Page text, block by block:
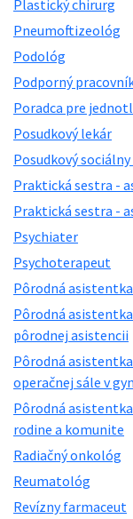
Plastický chirurg
Pneumoftizeológ
Podológ
Podporný
Poradca pre
Posudkový lekár
Posudkový
Praktická sestra -
Praktická sestra -
Psychiater
Psychoterapeut
Pôrodná
Pôrodná
pôrodnej asistencii
Pôrodná
operačnej sále v
Pôrodná
rodine a komunite
Radiačný onkológ
Reumatológ
Revízny farmaceut